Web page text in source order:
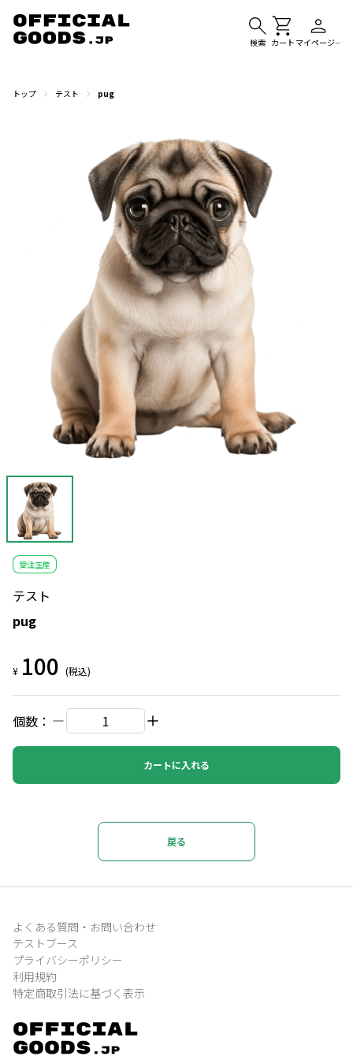
検索 カート マイページ
トップ テスト pug
受注生産
テスト
pug
¥ 100 (税込)
個数：
カートに入れる
戻る
よくある質問・お問い合わせ
テストブース
プライバシーポリシー
利用規約
特定商取引法に基づく表示